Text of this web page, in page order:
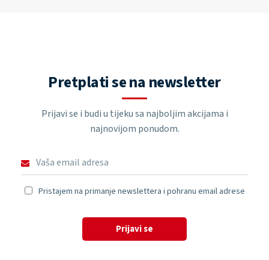
Pretplati se na newsletter
Prijavi se i budi u tijeku sa najboljim akcijama i
najnovijom ponudom.
Pristajem na primanje newslettera i pohranu email adrese
Prijavi se